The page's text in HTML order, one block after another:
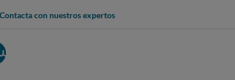
con nuestros expertos